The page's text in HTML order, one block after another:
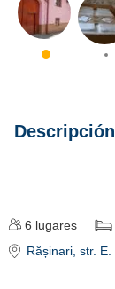
Descripción
6 lugares
Rășinari , str.